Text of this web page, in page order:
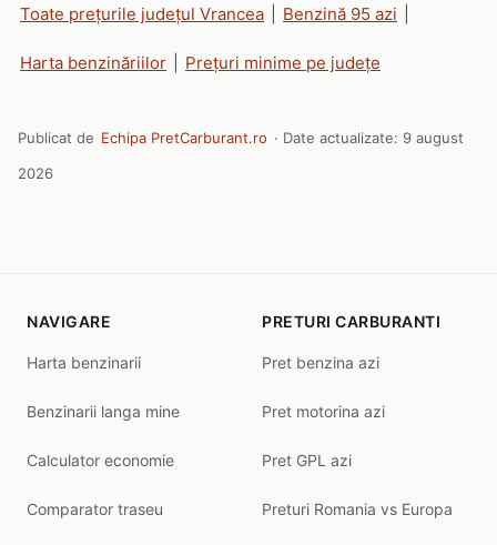
Toate prețurile județul Vrancea Benzină 95 azi
Harta benzinăriilor Prețuri minime pe județe
Publicat de Echipa PretCarburant.ro · Date actualizate: 9 august
2026
NAVIGARE
Harta benzinarii
Benzinarii langa mine
Calculator economie
Comparator traseu
PRETURI CARBURANTI
Pret benzina azi
Pret motorina azi
Pret GPL azi
Preturi Romania vs Europa